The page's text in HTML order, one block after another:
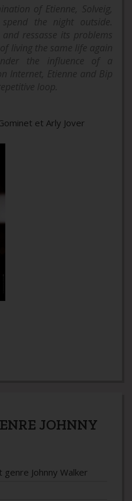
of Etienne, Solveig,
the night outside.
ressasse its problems
living the same life again
the influence of a
Internet, Etienne and Bip
loop.
et Arly Jover
JOHNNY
Johnny Walker